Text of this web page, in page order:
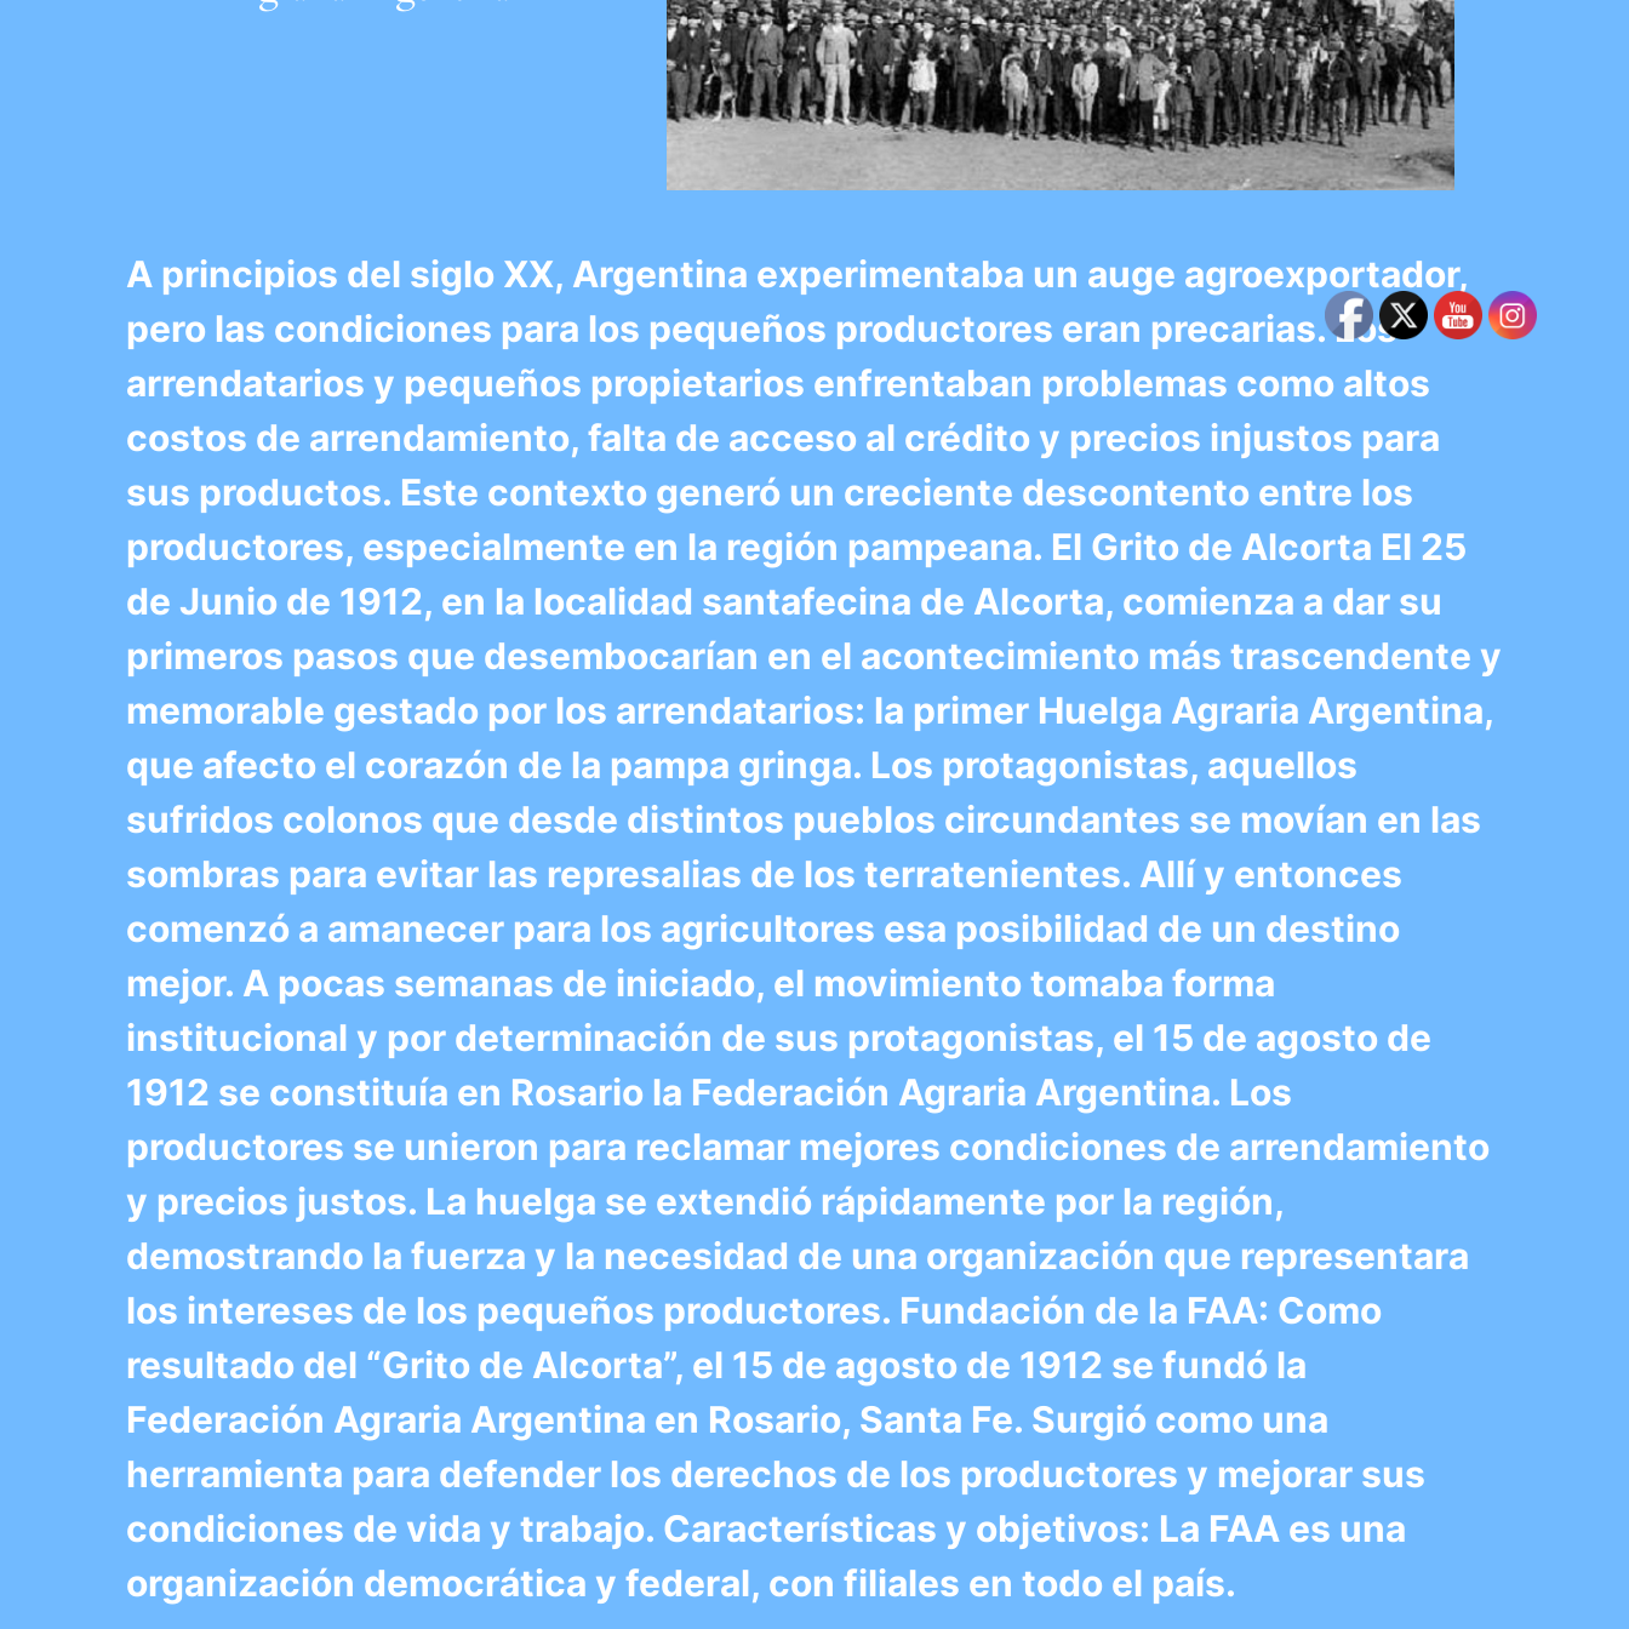
A principios del siglo XX, Argentina experimentaba un auge agroexportador,
pero las condiciones para los pequeños productores eran precarias. Los
arrendatarios y pequeños propietarios enfrentaban problemas como altos
costos de arrendamiento, falta de acceso al crédito y precios injustos para
sus productos. Este contexto generó un creciente descontento entre los
productores, especialmente en la región pampeana. El Grito de Alcorta El 25
de Junio de 1912, en la localidad santafecina de Alcorta, comienza a dar su
primeros pasos que desembocarían en el acontecimiento más trascendente y
memorable gestado por los arrendatarios: la primer Huelga Agraria Argentina,
que afecto el corazón de la pampa gringa. Los protagonistas, aquellos
sufridos colonos que desde distintos pueblos circundantes se movían en las
sombras para evitar las represalias de los terratenientes. Allí y entonces
comenzó a amanecer para los agricultores esa posibilidad de un destino
mejor. A pocas semanas de iniciado, el movimiento tomaba forma
institucional y por determinación de sus protagonistas, el 15 de agosto de
1912 se constituía en Rosario la Federación Agraria Argentina. Los
productores se unieron para reclamar mejores condiciones de arrendamiento
y precios justos. La huelga se extendió rápidamente por la región,
demostrando la fuerza y la necesidad de una organización que representara
los intereses de los pequeños productores. Fundación de la FAA: Como
resultado del “Grito de Alcorta”, el 15 de agosto de 1912 se fundó la
Federación Agraria Argentina en Rosario, Santa Fe. Surgió como una
herramienta para defender los derechos de los productores y mejorar sus
condiciones de vida y trabajo. Características y objetivos: La FAA es una
organización democrática y federal, con filiales en todo el país.